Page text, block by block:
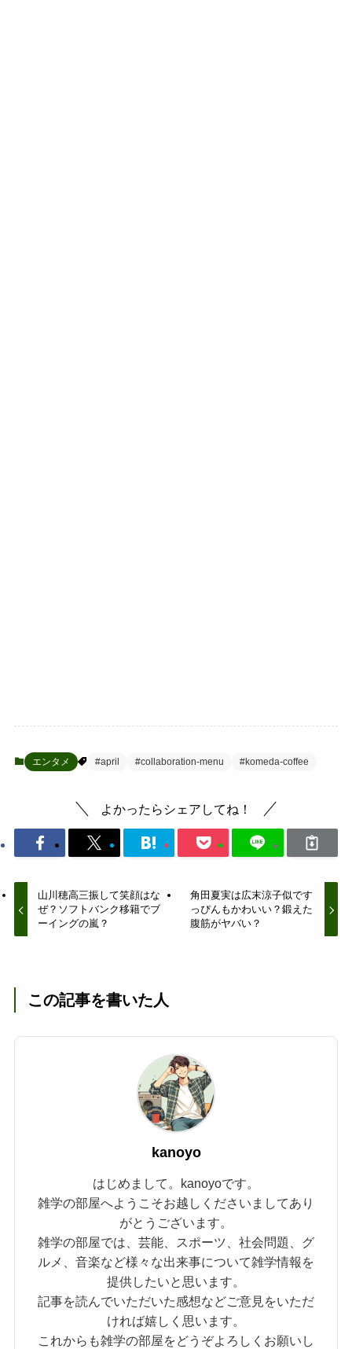
エンタメ #april #collaboration-menu #komeda-coffee
よかったらシェアしてね！
山川穂高三振して笑顔はな
ぜ？ソフトバンク移籍でブ
ーイングの嵐？
角田夏実は広末涼子似です
っぴんもかわいい？鍛えた
腹筋がヤバい？
この記事を書いた人
kanoyo
はじめまして。kanoyoです。
雑学の部屋へようこそお越しくださいましてあり
がとうございます。
雑学の部屋では、芸能、スポーツ、社会問題、グ
ルメ、音楽など様々な出来事について雑学情報を
提供したいと思います。
記事を読んでいただいた感想などご意見をいただ
ければ嬉しく思います。
これからも雑学の部屋をどうぞよろしくお願いし